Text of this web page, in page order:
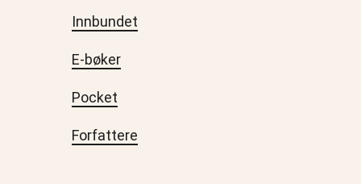
Innbundet
E-bøker
Pocket
Forfattere